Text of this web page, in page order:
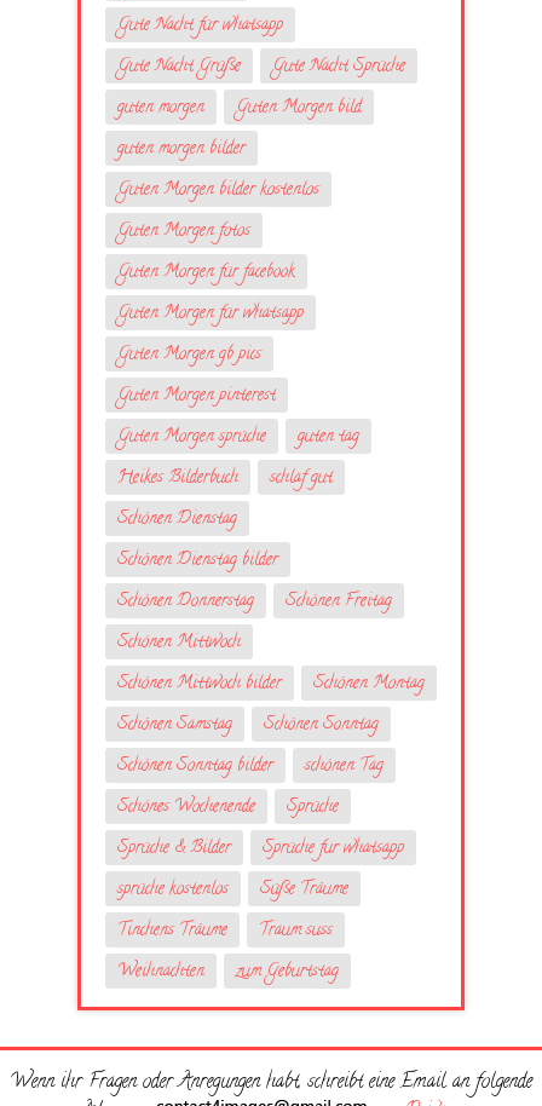
Gute Nacht für whatsapp
Gute Nacht Grüße
Gute Nacht Sprüche
guten morgen
Guten Morgen bild
guten morgen bilder
Guten Morgen bilder kostenlos
Guten Morgen fotos
Guten Morgen für facebook
Guten Morgen für whatsapp
Guten Morgen gb pics
Guten Morgen pinterest
Guten Morgen sprüche
guten tag
Heikes Bilderbuch
schlaf gut
Schönen Dienstag
Schönen Dienstag bilder
Schönen Donnerstag
Schönen Freitag
Schönen Mittwoch
Schönen Mittwoch bilder
Schönen Montag
Schönen Samstag
Schönen Sonntag
Schönen Sonntag bilder
schönen Tag
Schönes Wochenende
Sprüche
Sprüche & Bilder
Sprüche fur whatsapp
sprüche kostenlos
Süße Träume
Tinchens Träume
Traum suss
Weihnachten
zum Geburtstag
Wenn ihr Fragen oder Anregungen habt, schreibt eine Email an folgende